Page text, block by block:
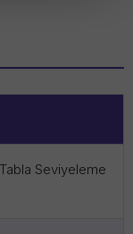
Seviyeleme